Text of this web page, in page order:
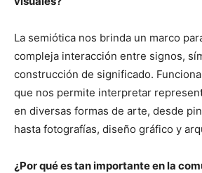
La semiótica nos brinda un marco
compleja interacción entre signos,
construcción de significado.
que nos permite interpretar
en diversas formas de arte, desde
hasta fotografías, diseño gráfico y
¿Por qué es tan importante en la